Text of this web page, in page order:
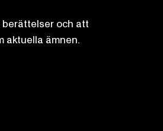
och att
aktuella ämnen.